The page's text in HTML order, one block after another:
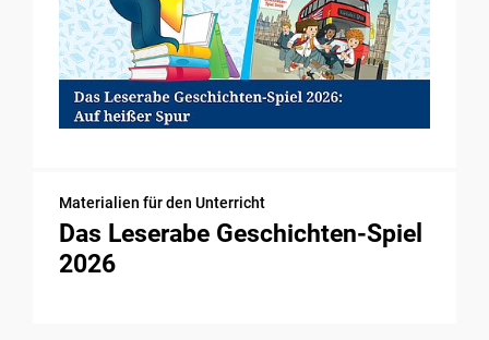
Materialien für den Unterricht
Das Leserabe Geschichten-Spiel
2026